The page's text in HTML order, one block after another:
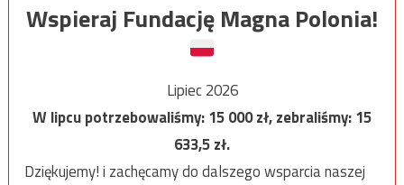
Wspieraj Fundację Magna Polonia!
Lipiec 2026
W lipcu potrzebowaliśmy:15 000zł, zebraliśmy:15
633,5zł.
Dziękujemy! i zachęcamy do dalszego wsparcia naszej